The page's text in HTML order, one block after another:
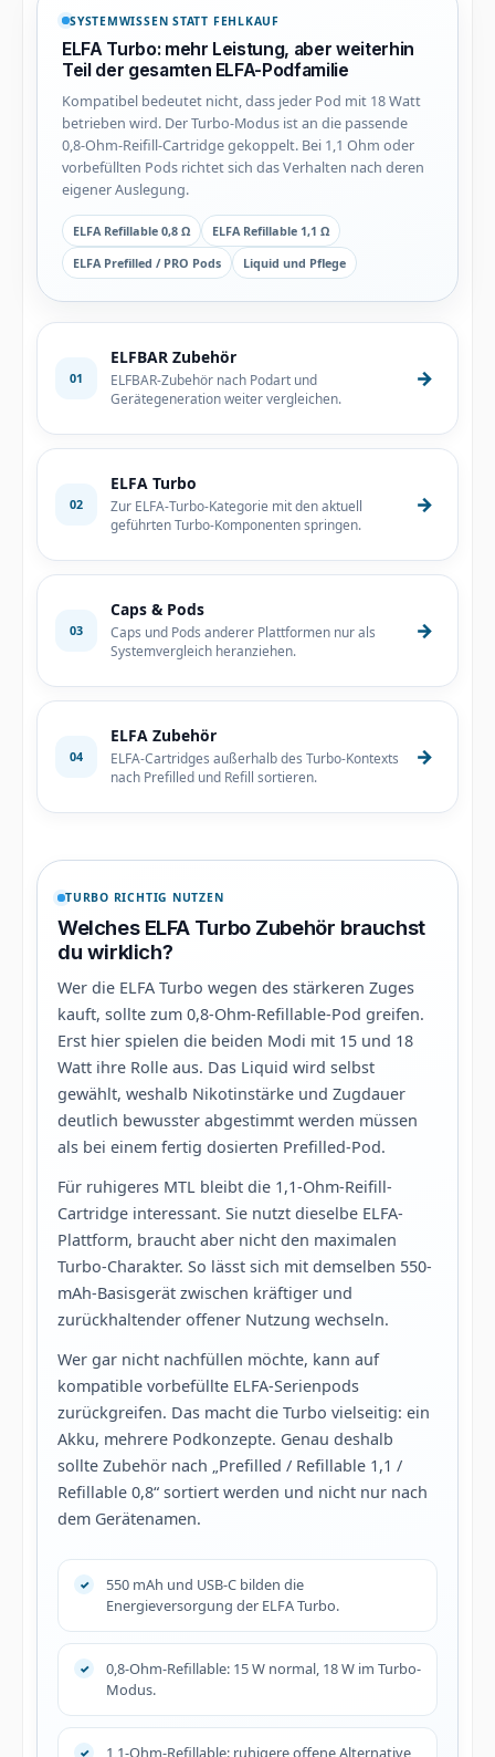
SYSTEMWISSEN STATT FEHLKAUF
ELFA Turbo: mehr Leistung, aber weiterhin
Teil der gesamten ELFA-Podfamilie
Kompatibel bedeutet nicht, dass jeder Pod mit 18 Watt
betrieben wird. Der Turbo-Modus ist an die passende
0,8-Ohm-Reifill-Cartridge gekoppelt. Bei 1,1 Ohm oder
vorbefüllten Pods richtet sich das Verhalten nach deren
eigener Auslegung.
ELFA Refillable 0,8 Ω
ELFA Refillable 1,1 Ω
ELFA Prefilled / PRO Pods
Liquid und Pflege
01
ELFBAR Zubehör
ELFBAR-Zubehör nach Podart und
Gerätegeneration weiter vergleichen.
→
02
ELFA Turbo
Zur ELFA-Turbo-Kategorie mit den aktuell
geführten Turbo-Komponenten springen.
→
03
Caps & Pods
Caps und Pods anderer Plattformen nur als
Systemvergleich heranziehen.
→
04
ELFA Zubehör
ELFA-Cartridges außerhalb des Turbo-Kontexts
nach Prefilled und Refill sortieren.
→
TURBO RICHTIG NUTZEN
Welches ELFA Turbo Zubehör brauchst
du wirklich?
Wer die ELFA Turbo wegen des stärkeren Zuges
kauft, sollte zum 0,8-Ohm-Refillable-Pod greifen.
Erst hier spielen die beiden Modi mit 15 und 18
Watt ihre Rolle aus. Das Liquid wird selbst
gewählt, weshalb Nikotinstärke und Zugdauer
deutlich bewusster abgestimmt werden müssen
als bei einem fertig dosierten Prefilled-Pod.
Für ruhigeres MTL bleibt die 1,1-Ohm-Reifill-
Cartridge interessant. Sie nutzt dieselbe ELFA-
Plattform, braucht aber nicht den maximalen
Turbo-Charakter. So lässt sich mit demselben 550-
mAh-Basisgerät zwischen kräftiger und
zurückhaltender offener Nutzung wechseln.
Wer gar nicht nachfüllen möchte, kann auf
kompatible vorbefüllte ELFA-Serienpods
zurückgreifen. Das macht die Turbo vielseitig: ein
Akku, mehrere Podkonzepte. Genau deshalb
sollte Zubehör nach „Prefilled / Refillable 1,1 /
Refillable 0,8“ sortiert werden und nicht nur nach
dem Gerätenamen.
550 mAh und USB-C bilden die
Energieversorgung der ELFA Turbo.
0,8-Ohm-Refillable: 15 W normal, 18 W im Turbo-
Modus.
1,1-Ohm-Refillable: ruhigere offene Alternative